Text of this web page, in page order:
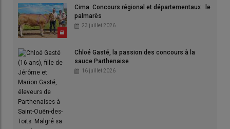
Cima. Concours régional et départementaux : le
palmarès
23 juillet 2026
Chloé Gasté, la passion des concours à la
sauce Parthenaise
16 juillet 2026